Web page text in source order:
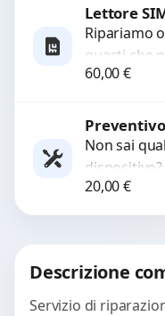
Lettore
Ripariamo
guasti che
60,00€
Non sai
check-up
avanzati
20,00€
Descrizione
Servizio di